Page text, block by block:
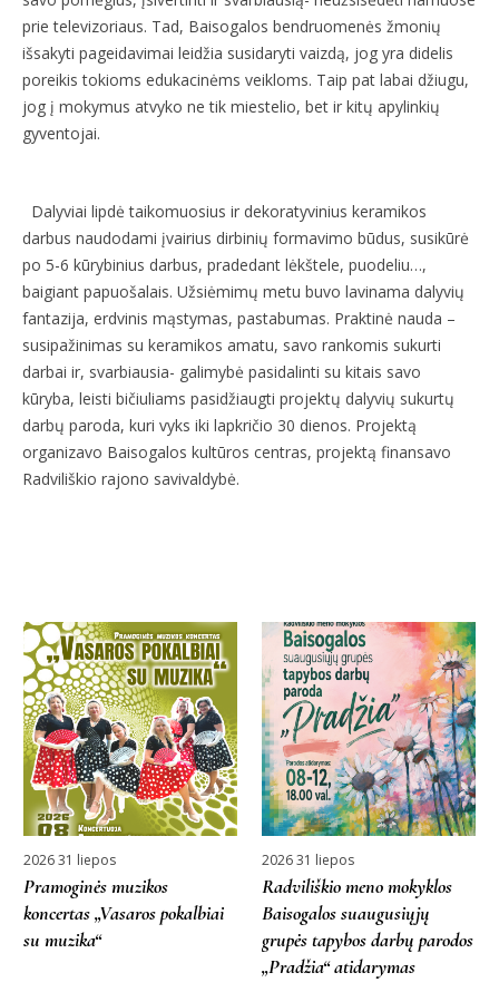
prie televizoriaus. Tad, Baisogalos bendruomenės žmonių
išsakyti pageidavimai leidžia susidaryti vaizdą, jog yra didelis
poreikis tokioms edukacinėms veikloms. Taip pat labai džiugu,
jog į mokymus atvyko ne tik miestelio, bet ir kitų apylinkių
gyventojai.
Dalyviai lipdė taikomuosius ir dekoratyvinius keramikos
darbus naudodami įvairius dirbinių formavimo būdus, susikūrė
po 5-6 kūrybinius darbus, pradedant lėkštele, puodeliu…,
baigiant papuošalais. Užsiėmimų metu buvo lavinama dalyvių
fantazija, erdvinis mąstymas, pastabumas. Praktinė nauda –
susipažinimas su keramikos amatu, savo rankomis sukurti
darbai ir, svarbiausia- galimybė pasidalinti su kitais savo
kūryba, leisti bičiuliams pasidžiaugti projektų dalyvių sukurtų
darbų paroda, kuri vyks iki lapkričio 30 dienos. Projektą
organizavo Baisogalos kultūros centras, projektą finansavo
Radviliškio rajono savivaldybė.
More projects
2026 31 liepos
Pramoginės muzikos
koncertas „Vasaros pokalbiai
su muzika“
2026 31 liepos
Radviliškio meno mokyklos
Baisogalos suaugusiųjų
grupės tapybos darbų parodos
„Pradžia“ atidarymas